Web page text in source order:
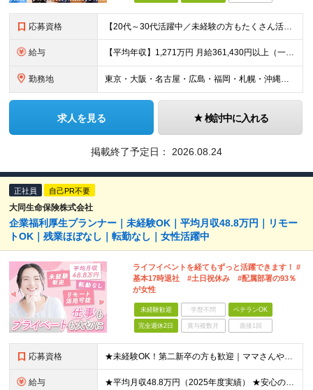
応募資格 【20代～30代活躍中／未経験の方もたくさん活躍中！】 ■大卒以上 ■2年以上の営業経験（法人個人不問） 機械商社などの専門商社、メーカー、保険などの金融機関出身者が多数活躍中！
給与 【平均年収】1,271万円 月給361,430円以上（一律手当含む）＋インセンティブ ※給与は前職の給与水準、職務経験等を考慮して決定いたします。 ※上記は固定残業代（月50時間分／116,000円
勤務地 東京・大阪・名古屋・広島・福岡・札幌・沖縄のいずれかの拠点に配属 【東京本社】 東京都千代田区丸の内一丁目8番2号 鉃鋼ビルディング24階 【大阪支社】 大阪府大阪市北区角田町8番1号 梅田阪急ビ
求人を見る 検討中に入れる
掲載終了予定日： 2026.08.24
正社員 自己PR不要
大同生命保険株式会社
企業福利厚生プランナー｜未経験OK｜平均月収48.8万円｜リモー
トOK｜残業ほぼなし｜転勤なし｜女性活躍中
ライフイベントを経てもずっと活躍できます！ #
基本17時退社 #土日祝休み #配属部署の93％
が女性
未経験歓迎 学歴不問 ベテランOK
完全週休2日 賞与複数月 面接1回
応募資格 ★未経験OK！第二新卒の方も歓迎｜ママさんやブランクありの方など、20～50代女性が多数活躍中♪ ◆高卒以上 ◆社会人経験をお持ちの方 - 業界・業種・職種・経験年数は問いません。 «こんな方が
給与 ★平均月収48.8万円（2025年度実績） ★安心の固定給＋賞与年2回＋インセンティブ！手当も充実 月給21万円～23万円＋諸手当＋インセンティブ＋賞与年2回 ※給与は年間平均の税込定例給与です。賞